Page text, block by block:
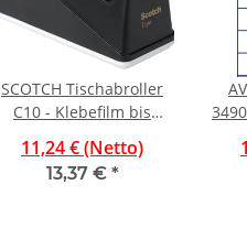
SCOTCH Tischabroller
C10 - Klebefilm bis
mm, schwarz
11,24 € (Netto)
13,37 € *